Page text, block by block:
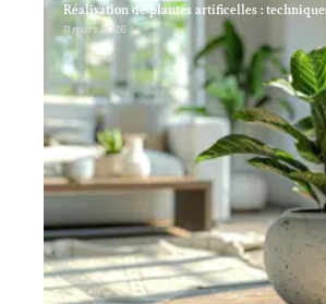
Réalisation de plantes artificelles : techniques
11 mars 2026